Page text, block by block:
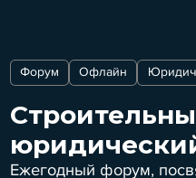
Форум Офлайн
Ежегодный форум,